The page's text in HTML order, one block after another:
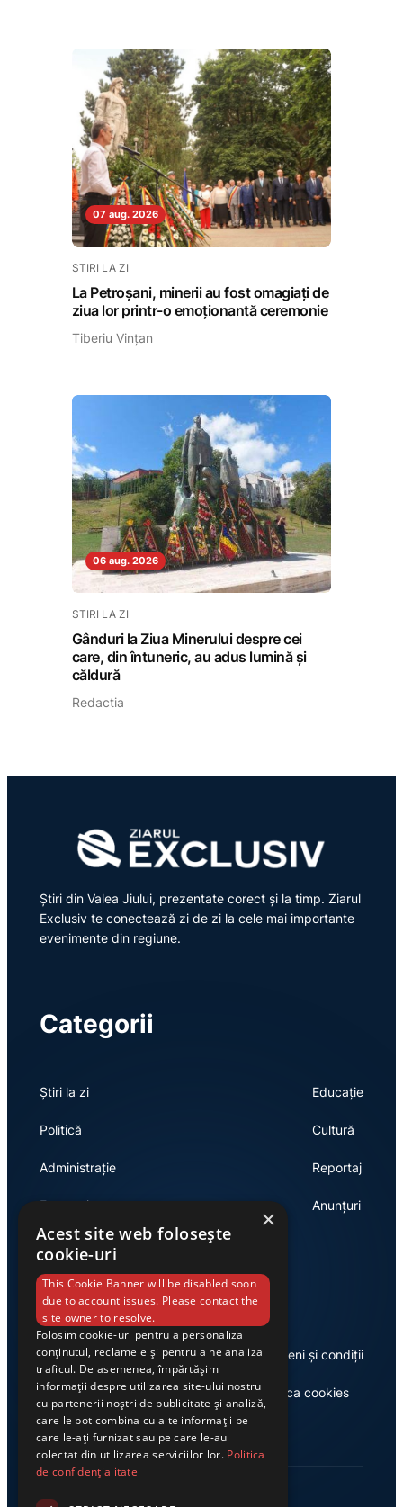
07 aug. 2026
STIRI LA ZI
La Petroșani, minerii au fost omagiați de
ziua lor printr-o emoționantă ceremonie
Tiberiu Vințan
06 aug. 2026
STIRI LA ZI
Gânduri la Ziua Minerului despre cei
care, din întuneric, au adus lumină și
căldură
Redactia
Știri din Valea Jiului, prezentate corect și la timp. Ziarul
Exclusiv te conectează zi de zi la cele mai importante
evenimente din regiune.
Categorii
Știri la zi
Politică
Administrație
Economie
Educație
Cultură
Reportaj
Anunțuri
Link-uri utile
Despre noi
Casa de editură Exclusiv
Termeni și condiții
Politica cookies
×
Acest site web folosește
cookie-uri
This Cookie Banner will be disabled soon
due to account issues. Please contact the
site owner to resolve.
Folosim cookie-uri pentru a personaliza
conținutul, reclamele și pentru a ne analiza
traficul. De asemenea, împărtășim
informații despre utilizarea site-ului nostru
cu partenerii noștri de publicitate și analiză,
care le pot combina cu alte informații pe
care le-ați furnizat sau pe care le-au
colectat din utilizarea serviciilor lor. Politica
de confidențialitate